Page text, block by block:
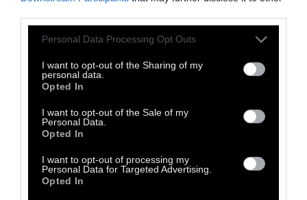
Personal Data Processing Opt Outs
I want to opt-out of the Sharing of my
personal data.
Opted In
I want to opt-out of the Sale of my
Personal Data.
Opted In
I want to opt-out of processing my
Personal Data for Targeted Advertising.
Opted In
Κατ’ ουσίαν, η επιθυμία τρέφεται με
απαγορεύσεις, πράγμα που την τοποθετεί
ανάμεσα στις αντιφάσεις που προβάλλει
στην οθόνη ο Άλεν. Στις ταινίες του, μια